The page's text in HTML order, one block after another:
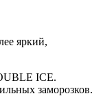
яркий,
ICE.
заморозков.